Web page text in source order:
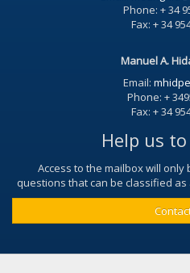
Phone: + 34
Fax: + 34
Manuel A.
Email:
Phone: +
Fax: + 34
Help us
Access to the mailbox will
questions that can be classified